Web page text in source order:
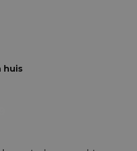
huis